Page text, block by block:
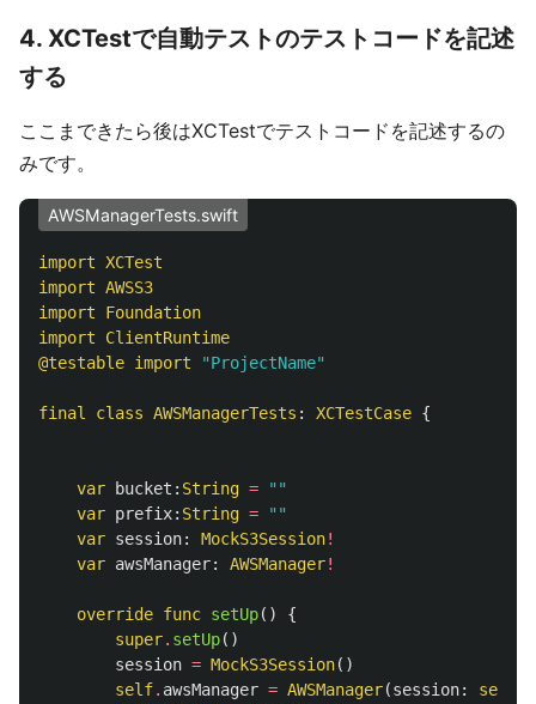
4. XCTestで自動テストのテストコードを記述
する
ここまできたら後はXCTestでテストコードを記述するの
みです。
AWSManagerTests.swift
import XCTest
import AWSS3
import
Foundation
import
ClientRuntime
@testable import "ProjectName"
final class AWSManagerTests : XCTestCase {
var bucket : String =
""
var prefix: String =
""
var session: MockS3Session!
var awsManager: AWSManager!
override func setUp()
{
super. setUp()
session = MockS3Session()
self. awsManager = AWSManager(session: self